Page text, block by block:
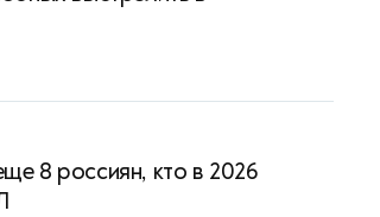
8 россиян, кто в 2026